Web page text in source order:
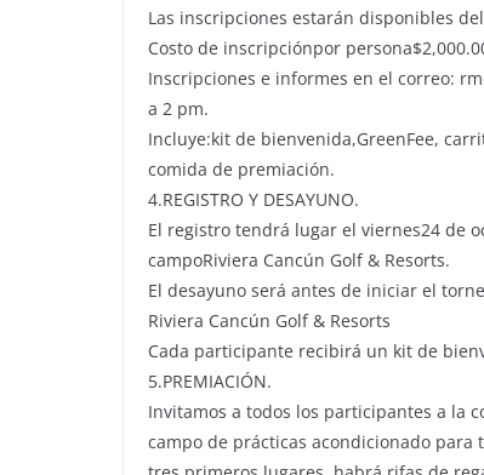
Las inscripciones estarán disponibles
Costo de inscripciónpor
Inscripciones e informes en el correo:
a 2 pm.
Incluye:kit de bienvenida,GreenFee,
comida de premiación.
4.REGISTRO Y DESAYUNO.
El registro tendrá lugar el viernes24 de
campoRiviera Cancún Golf & Resorts.
El desayuno será antes de iniciar el
Riviera Cancún Golf & Resorts
Cada participante recibirá un kit de
5.PREMIACIÓN.
Invitamos a todos los participantes a la
campo de prácticas acondicionado para